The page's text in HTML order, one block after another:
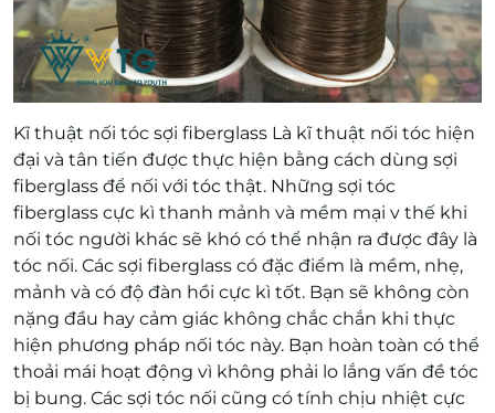
Kĩ thuật nối tóc sợi fiberglass Là kĩ thuật nối tóc hiện
đại và tân tiến được thực hiện bằng cách dùng sợi
fiberglass để nối với tóc thật. Những sợi tóc
fiberglass cực kì thanh mảnh và mềm mại v thế khi
nối tóc người khác sẽ khó có thể nhận ra được đây là
tóc nối. Các sợi fiberglass có đặc điểm là mềm, nhẹ,
mảnh và có độ đàn hồi cực kì tốt. Bạn sẽ không còn
nặng đầu hay cảm giác không chắc chắn khi thực
hiện phương pháp nối tóc này. Bạn hoàn toàn có thể
thoải mái hoạt động vì không phải lo lắng vấn đề tóc
bị bung. Các sợi tóc nối cũng có tính chịu nhiệt cực